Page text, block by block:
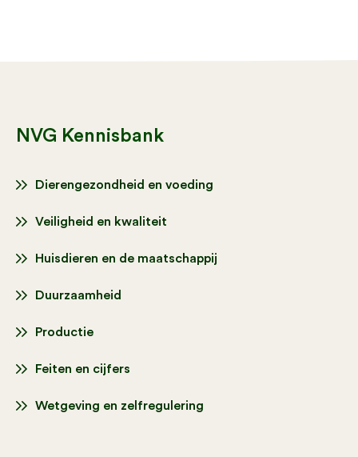
NVG Kennisbank
Dierengezondheid en voeding
Veiligheid en kwaliteit
Huisdieren en de maatschappij
Duurzaamheid
Productie
Feiten en cijfers
Wetgeving en zelfregulering